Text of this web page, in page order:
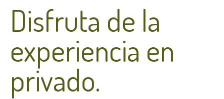
Disfruta de la
experiencia en
privado.